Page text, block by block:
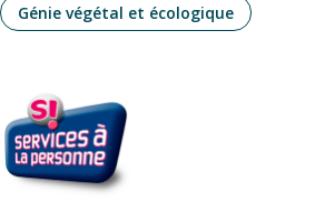
Génie végétal et écologique